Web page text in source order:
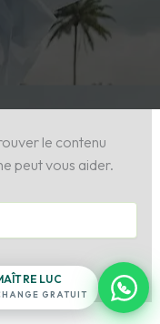
le contenu
peut vous aider.
situation.
ligne du
temple
16
LUC
GRATUIT